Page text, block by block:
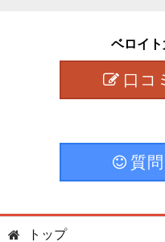
ベロイ
口コ
質
トップ